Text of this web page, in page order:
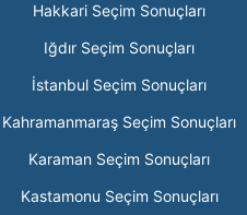
Hakkari Seçim Sonuçları
Iğdır Seçim Sonuçları
İstanbul Seçim Sonuçları
Kahramanmaraş Seçim Sonuçları
Karaman Seçim Sonuçları
Kastamonu Seçim Sonuçları